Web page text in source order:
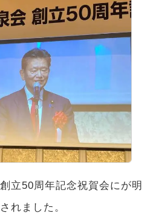
立50周年記念祝賀会にが明
れました。